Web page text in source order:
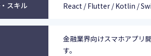
スキル React / Flutter / Kotlin /
金融業界向けスマホアプリ
す。